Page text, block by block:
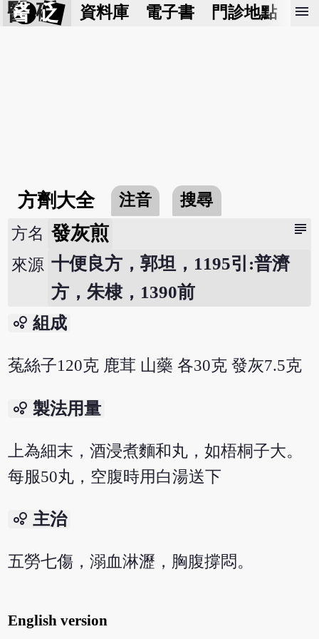
醫 砭 資料庫 電子書 門診地點 預
menu
方劑大全 注音 搜尋
subject
方名 發灰煎
來源 十便良方，郭坦，1195引:普濟
方，朱棣，1390前
bubble_chart 組成
菟絲子120克 鹿茸 山藥 各30克 發灰7.5克
bubble_chart 製法用量
上為細末，酒浸煮麵和丸，如梧桐子大。
每服50丸，空腹時用白湯送下
bubble_chart 主治
五勞七傷，溺血淋瀝，胸腹撐悶。
English version